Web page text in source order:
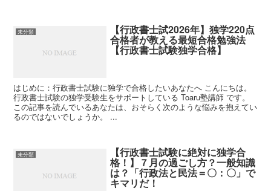
未分類 【行政書士試2026年】独学220点
合格者が教える最短合格勉強法
【行政書士試験独学合格】
はじめに：行政書士試験に独学で合格したいあなたへ こんにちは。
行政書士試験の独学受験生をサポートしている Toaru塾講師 です。
この記事を読んでいるあなたは、おそらく次のような悩みを抱えてい
るのではないでしょうか。 ...
未分類 【行政書士試験に絶対に独学合
格！】７月の過ごし方？一般知識
は？「行政法と民法＝〇：〇」で
キマリだ！